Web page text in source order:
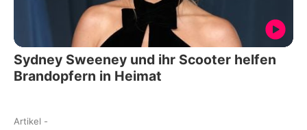
Sydney Sweeney und ihr Scooter helfen
Brandopfern in Heimat
Artikel -